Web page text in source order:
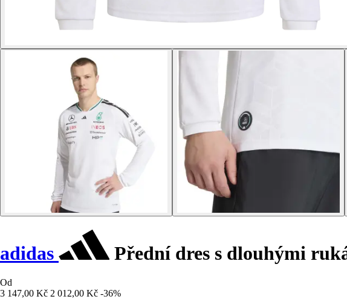
adidas Přední dres s dlouhými
Od
3 147,00 Kč 2 012,00 Kč -36%